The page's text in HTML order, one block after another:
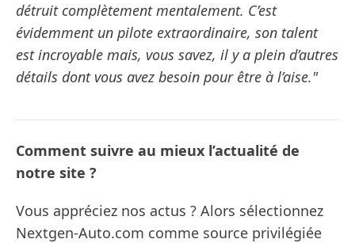
détruit complètement mentalement. C’est
évidemment un pilote extraordinaire, son talent
est incroyable mais, vous savez, il y a plein d’autres
détails dont vous avez besoin pour être à l’aise."
Comment suivre au mieux l’actualité de
notre site ?
Vous appréciez nos actus ? Alors sélectionnez
Nextgen-Auto.com comme source privilégiée